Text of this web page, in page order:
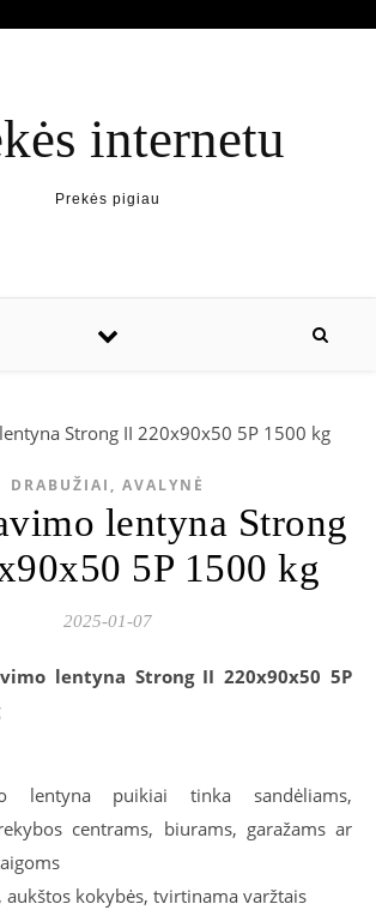
internetu
Prekės pigiau
DRABUŽIAI, AVALYNĖ
lentyna Strong
5P 1500 kg
2025-01-07
lentyna Strong II 220x90x50 5P
lentyna puikiai tinka sandėliams,
centrams, biurams, garažams ar
aukštos kokybės, tvirtinama varžtais